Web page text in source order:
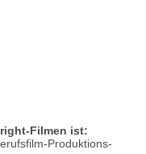
Filmen ist:
Produktions-